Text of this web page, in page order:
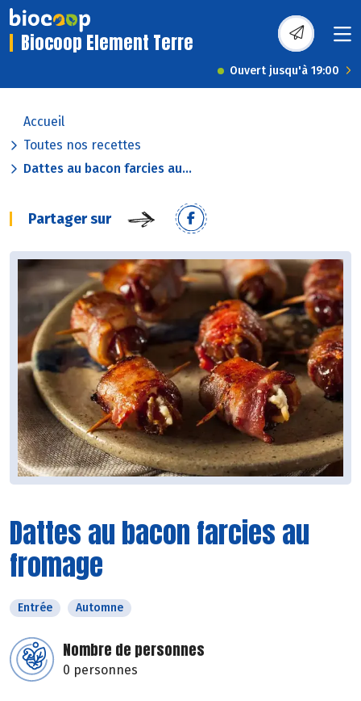
Biocoop Element Terre
Ouvert jusqu'à 19:00
Accueil
Toutes nos recettes
Dattes au bacon farcies au...
Partager sur
Dattes au bacon farcies au
fromage
Entrée Automne
Nombre de personnes
0 personnes